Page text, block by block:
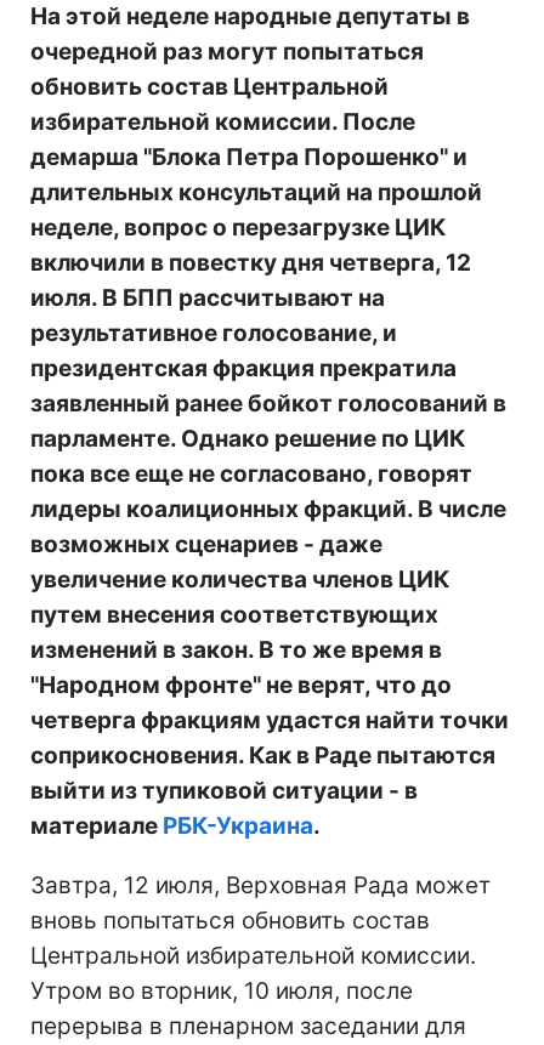
На этой неделе народные депутаты в
очередной раз могут попытаться
обновить состав Центральной
избирательной комиссии. После
демарша "Блока Петра Порошенко" и
длительных консультаций на прошлой
неделе, вопрос о перезагрузке ЦИК
включили в повестку дня четверга, 12
июля. В БПП рассчитывают на
результативное голосование, и
президентская фракция прекратила
заявленный ранее бойкот голосований в
парламенте. Однако решение по ЦИК
пока все еще не согласовано, говорят
лидеры коалиционных фракций. В числе
возможных сценариев - даже
увеличение количества членов ЦИК
путем внесения соответствующих
изменений в закон. В то же время в
"Народном фронте" не верят, что до
четверга фракциям удастся найти точки
соприкосновения. Как в Раде пытаются
выйти из тупиковой ситуации - в
материале РБК-Украина.
Завтра, 12 июля, Верховная Рада может
вновь попытаться обновить состав
Центральной избирательной комиссии.
Утром во вторник, 10 июля, после
перерыва в пленарном заседании для